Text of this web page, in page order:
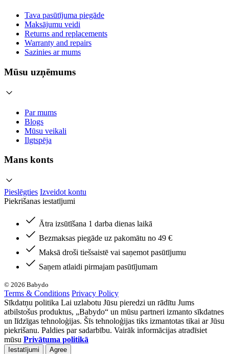
Tava pasūtījuma piegāde
Maksājumu veidi
Returns and replacements
Warranty and repairs
Sazinies ar mums
Mūsu uzņēmums
Par mums
Blogs
Mūsu veikali
Ilgtspēja
Mans konts
Pieslēgties Izveidot kontu
Piekrišanas iestatījumi
Ātra izsūtīšana 1 darba dienas laikā
Bezmaksas piegāde uz pakomātu no 49 €
Maksā droši tiešsaistē vai saņemot pasūtījumu
Saņem atlaidi pirmajam pasūtījumam
© 2026 Babydo
Terms & Conditions Privacy Policy
Sīkdatņu politika Lai uzlabotu Jūsu pieredzi un rādītu Jums
atbilstošus produktus, „Babydo“ un mūsu partneri izmanto sīkdatnes
un līdzīgas tehnoloģijas. Šīs tehnoloģijas tiks izmantotas tikai ar Jūsu
piekrišanu. Paldies par sadarbību. Vairāk informācijas atradīsiet
mūsu Privātuma politikā
Iestatījumi Agree